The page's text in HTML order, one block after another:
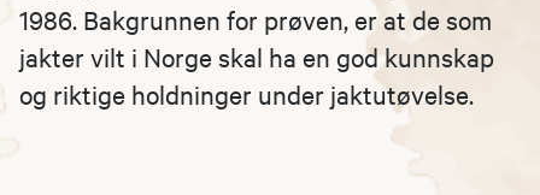
1986. Bakgrunnen for prøven, er at de som
jakter vilt i Norge skal ha en god kunnskap
og riktige holdninger under jaktutøvelse.